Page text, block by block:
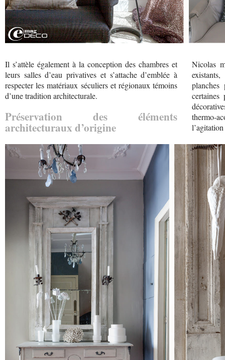
Il s’attèle également à la conception des chambres et
leurs salles d’eau privatives et s’attache d’emblée à
respecter les matériaux séculiers et régionaux témoins
d’une tradition architecturale.
Préservation des éléments
architecturaux d’origine
Nicolas
certaines
thermo-